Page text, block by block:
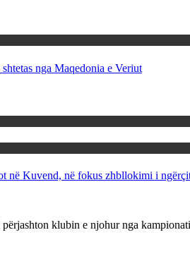
nga Maqedonia e Veriut
në Kuvend, në fokus zhbllokimi i
klubin e njohur nga kampionati